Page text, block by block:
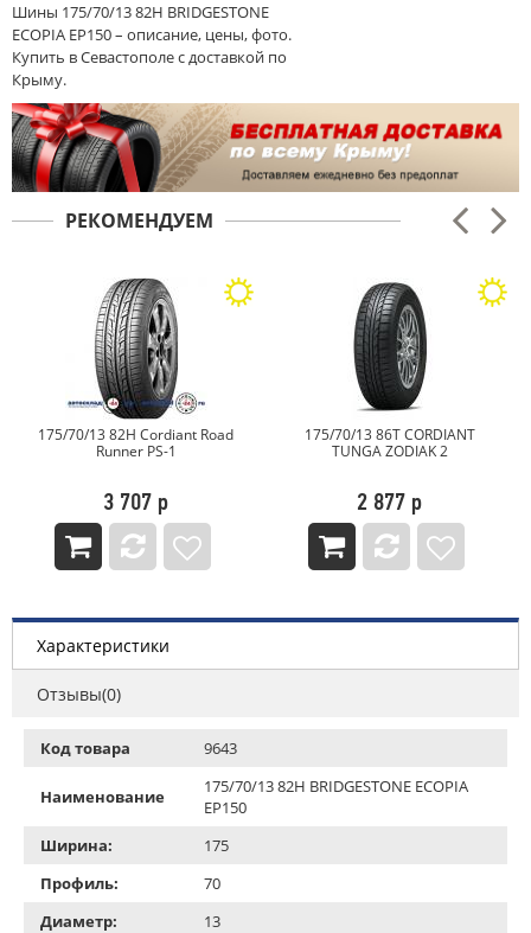
Шины 175/70/13 82H BRIDGESTONE
ECOPIA EP150 – описание, цены, фото.
Купить в Севастополе с доставкой по
Крыму.
РЕКОМЕНДУЕМ
175/70/13 82H Cordiant Road
Runner PS-1
3 707 р
175/70/13 86T CORDIANT
TUNGA ZODIAK 2
2 877 р
Характеристики
Отзывы(0)
Код товара 9643
Наименование
175/70/13 82H BRIDGESTONE ECOPIA
EP150
Ширина:
175
Профиль:
70
Диаметр:
13